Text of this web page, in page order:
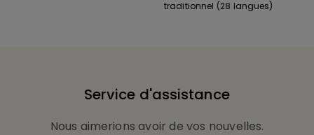
traditionnel (28 langues)
Service d'assistance
Nous aimerions avoir de vos nouvelles.